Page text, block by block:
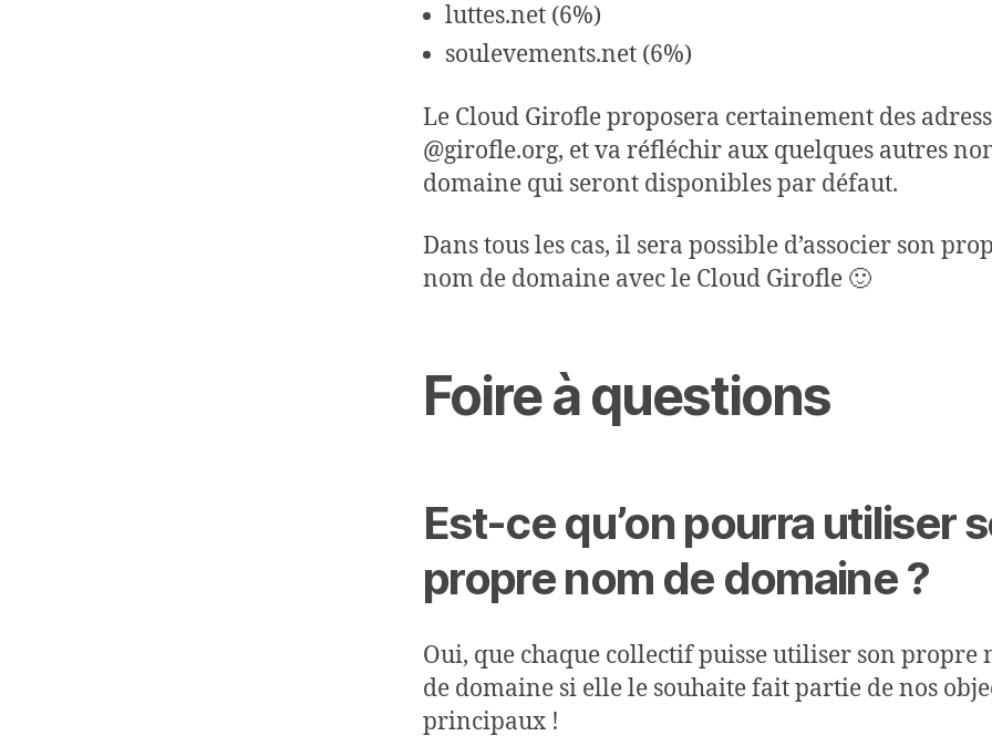
luttes.net (6%)
soulevements.net (6%)
Le Cloud Girofle proposera certainement des
@girofle.org, et va réfléchir aux quelques autres
domaine qui seront disponibles par défaut.
Dans tous les cas, il sera possible d’associer son
nom de domaine avec le Cloud Girofle 🙂
Foire à questions
Est-ce qu’on pourra utiliser
propre nom de domaine ?
Oui, que chaque collectif puisse utiliser son propre
de domaine si elle le souhaite fait partie de nos
principaux !